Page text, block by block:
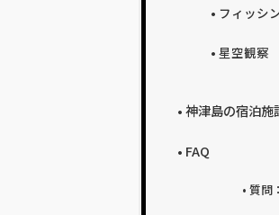
フィッシ
星空観察
神津島の宿泊施
FAQ
質問